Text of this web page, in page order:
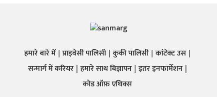
हमारे बारे में प्राइवेसी पालिसी कुकी पालिसी कांटेक्ट उस
सन्मार्ग में करियर हमारे साथ बिज्ञापन इतर इनफार्मेशन
कोड ऑफ़ एथिक्स